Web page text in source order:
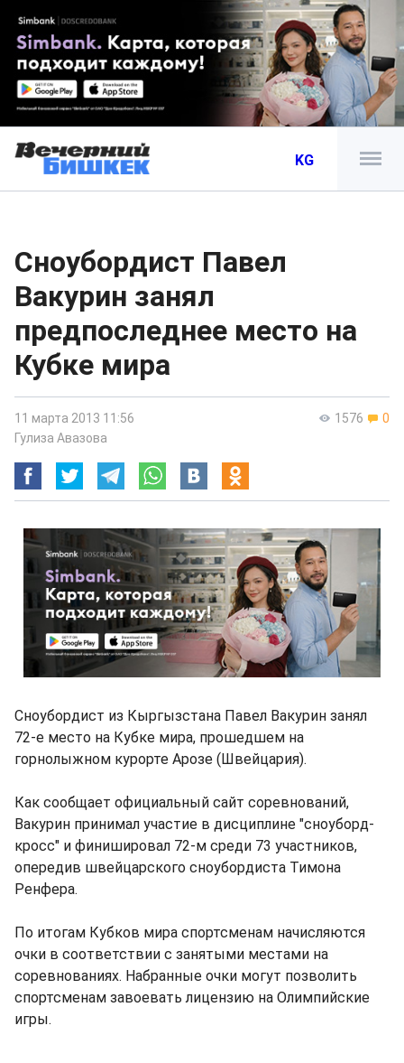
KG
Сноубордист Павел
Вакурин занял
предпоследнее место на
Кубке мира
1576 0
11 марта 2013 11:56
Гулиза Авазова
Сноубордист из Кыргызстана Павел Вакурин занял
72-е место на Кубке мира, прошедшем на
горнолыжном курорте Арозе (Швейцария).
Как сообщает официальный сайт соревнований,
Вакурин принимал участие в дисциплине "сноуборд-
кросс" и финишировал 72-м среди 73 участников,
опередив швейцарского сноубордиста Тимона
Ренфера.
По итогам Кубков мира спортсменам начисляются
очки в соответствии с занятыми местами на
соревнованиях. Набранные очки могут позволить
спортсменам завоевать лицензию на Олимпийские
игры.